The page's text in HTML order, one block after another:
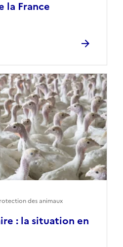
la France
: la situation en
des animaux